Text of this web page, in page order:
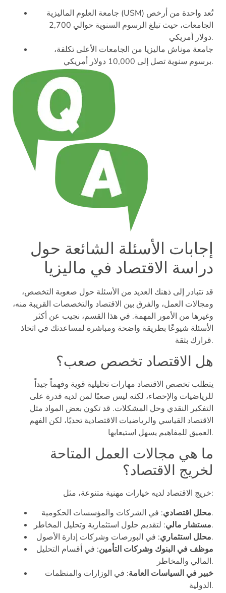
جامعة العلوم الماليزية (USM) تُعد واحدة من أرخص
الجامعات، حيث تبلغ الرسوم السنوية حوالي 2,700
دولار أمريكي.
جامعة موناش ماليزيا من الجامعات الأعلى تكلفة،
برسوم سنوية تصل إلى 10,000 دولار أمريكي.
إجابات الأسئلة الشائعة حول
دراسة الاقتصاد في ماليزيا
قد تتبادر إلى ذهنك العديد من الأسئلة حول صعوبة التخصص،
ومجالات العمل، والفرق بين الاقتصاد والتخصصات القريبة منه،
وغيرها من الأمور المهمة. في هذا القسم، نجيب عن أكثر
الأسئلة شيوعًا بطريقة واضحة ومباشرة لمساعدتك في اتخاذ
قرارك بثقة.
هل الاقتصاد تخصص صعب؟
يتطلب تخصص الاقتصاد مهارات تحليلية قوية وفهماً جيداً
للرياضيات والإحصاء، لكنه ليس صعبًا لمن لديه قدرة على
التفكير النقدي وحل المشكلات. قد تكون بعض المواد مثل
الاقتصاد القياسي والرياضيات الاقتصادية تحديًا، لكن الفهم
العميق للمفاهيم يسهل استيعابها.
ما هي مجالات العمل المتاحة
لخريج الاقتصاد؟
خريج الاقتصاد لديه خيارات مهنية متنوعة، مثل:
محلل اقتصادي: في الشركات والمؤسسات الحكومية.
مستشار مالي: لتقديم حلول استثمارية وتحليل المخاطر.
محلل استثماري: في البورصات وشركات إدارة الأصول.
موظف في البنوك وشركات التأمين: في أقسام التحليل
المالي والمخاطر.
خبير في السياسات العامة: في الوزارات والمنظمات
الدولية.